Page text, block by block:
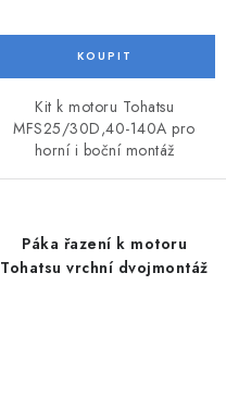
Kit k motoru Tohatsu
MFS25/30D,40-140A pro
horní i boční montáž
Páka řazení k motoru
Tohatsu vrchní dvojmontáž